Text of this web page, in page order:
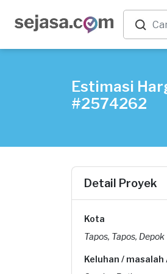
Estimasi
#2574262
Detail Proyek
Kota
Tapos, Tapos, Depok
Keluhan / masalah